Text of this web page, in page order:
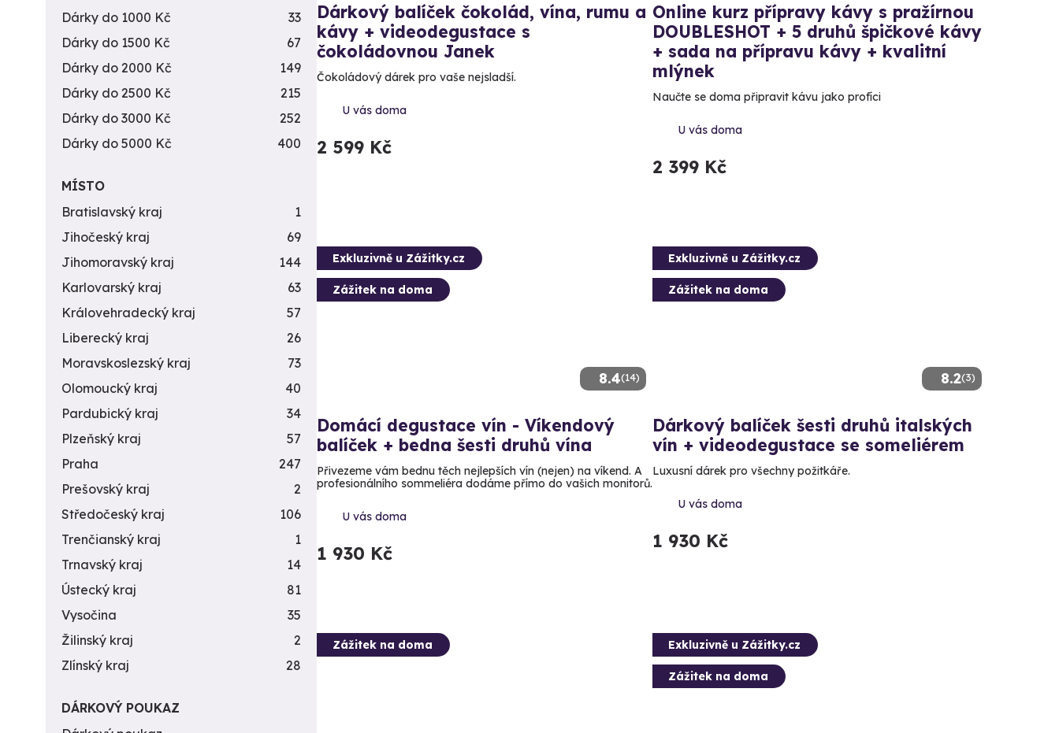
Dárkový balíček čokolád, vína, rumu a
kávy + videodegustace s
čokoládovnou Janek
Čokoládový dárek pro vaše nejsladší.
U vás doma
2 599 Kč
Online kurz přípravy kávy s pražírnou
DOUBLESHOT + 5 druhů špičkové kávy
+ sada na přípravu kávy + kvalitní
mlýnek
Naučte se doma připravit kávu jako profíci
U vás doma
2 399 Kč
8.4(14)
Exkluzivně u Zážitky.cz
Zážitek na doma
Domácí degustace vín - Víkendový
balíček + bedna šesti druhů vína
Přivezeme vám bednu těch nejlepších vín (nejen) na víkend. A
profesionálního sommeliéra dodáme přímo do vašich monitorů.
U vás doma
1 930 Kč
8.2(3)
Exkluzivně u Zážitky.cz
Zážitek na doma
Dárkový balíček šesti druhů italských
vín + videodegustace se someliérem
Luxusní dárek pro všechny požitkáře.
U vás doma
1 930 Kč
Zážitek na doma Exkluzivně u Zážitky.cz
Zážitek na doma
Dárky do 1000 Kč
33
Dárky do 1500 Kč
67
Dárky do 2000 Kč
149
Dárky do 2500 Kč
215
Dárky do 3000 Kč
252
Dárky do 5000 Kč
400
MÍSTO
Bratislavský kraj
1
Jihočeský kraj
69
Jihomoravský kraj
144
Karlovarský kraj
63
Královehradecký kraj
57
Liberecký kraj
26
Moravskoslezský kraj
73
Olomoucký kraj
40
Pardubický kraj
34
Plzeňský kraj
57
Praha
247
Prešovský kraj
2
Středočeský kraj
106
Trenčianský kraj
1
Trnavský kraj
14
Ústecký kraj
81
Vysočina
35
Žilinský kraj
2
Zlínský kraj
28
DÁRKOVÝ POUKAZ